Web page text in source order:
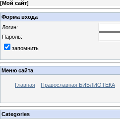
[Мой сайт]
Форма входа
Логин:
Пароль:
запомнить
Меню сайта
Главная Православная БИБЛИОТЕКА
Categories